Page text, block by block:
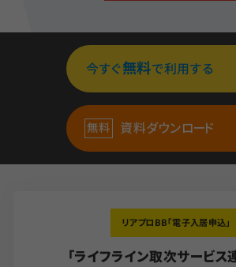
今すぐ無料で利用する
資料ダウンロード
リアプロBB「電子入居申込」
「ライフライン取次サービス